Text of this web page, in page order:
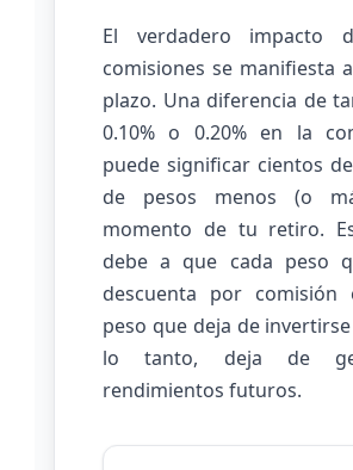
El verdadero impacto
comisiones se manifiesta
plazo. Una diferencia de
0.10% o 0.20% en la
puede significar cientos
de pesos menos (o
momento de tu retiro.
debe a que cada peso
descuenta por comisión
peso que deja de
lo tanto, deja de
rendimientos futuros.